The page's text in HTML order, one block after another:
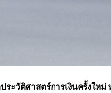
ประวัติศาสตร์การเงินครั้งให